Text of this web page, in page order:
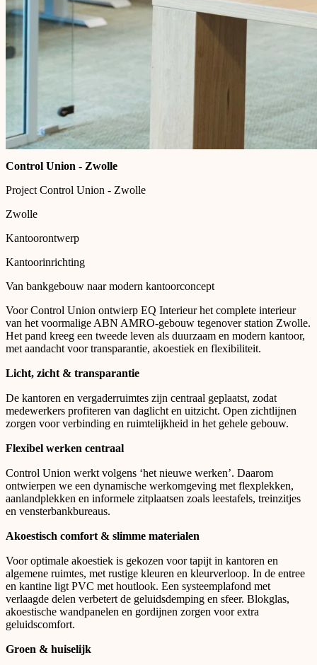
Control Union - Zwolle
Project Control Union - Zwolle
Zwolle
Kantoorontwerp
Kantoorinrichting
Van bankgebouw naar modern kantoorconcept
Voor Control Union ontwierp EQ Interieur het complete interieur
van het voormalige ABN AMRO-gebouw tegenover station Zwolle.
Het pand kreeg een tweede leven als duurzaam en modern kantoor,
met aandacht voor transparantie, akoestiek en flexibiliteit.
Licht, zicht & transparantie
De kantoren en vergaderruimtes zijn centraal geplaatst, zodat
medewerkers profiteren van daglicht en uitzicht. Open zichtlijnen
zorgen voor verbinding en ruimtelijkheid in het gehele gebouw.
Flexibel werken centraal
Control Union werkt volgens ‘het nieuwe werken’. Daarom
ontwierpen we een dynamische werkomgeving met flexplekken,
aanlandplekken en informele zitplaatsen zoals leestafels, treinzitjes
en vensterbankbureaus.
Akoestisch comfort & slimme materialen
Voor optimale akoestiek is gekozen voor tapijt in kantoren en
algemene ruimtes, met rustige kleuren en kleurverloop. In de entree
en kantine ligt PVC met houtlook. Een systeemplafond met
verlaagde delen verbetert de geluidsdemping en sfeer. Blokglas,
akoestische wandpanelen en gordijnen zorgen voor extra
geluidscomfort.
Groen & huiselijk